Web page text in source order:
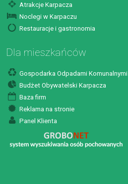
Atrakcje Karpacza
Noclegi w Karpaczu
Restauracje i gastronomia
Dla mieszkańców
Gospodarka Odpadami Komunalnymi
Budżet Obywatelski Karpacza
Baza firm
Reklama na stronie
Panel Klienta